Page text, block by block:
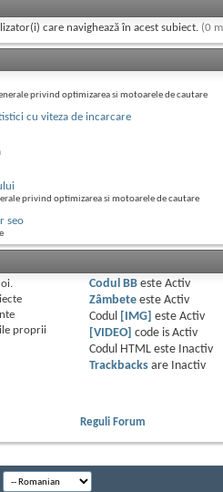
care navighează în acest subiect. (0
privind optimizarea si motoarele de cautare
cu viteza de incarcare
privind optimizarea si motoarele de cautare
seo
proprii
Codul BBeste Activ
Zâmbeteeste Activ
Codul
[IMG] este Activ
[VIDEO]
code is Activ
Codul HTML este
Inactiv
Trackbacksare
Inactiv
Reguli Forum